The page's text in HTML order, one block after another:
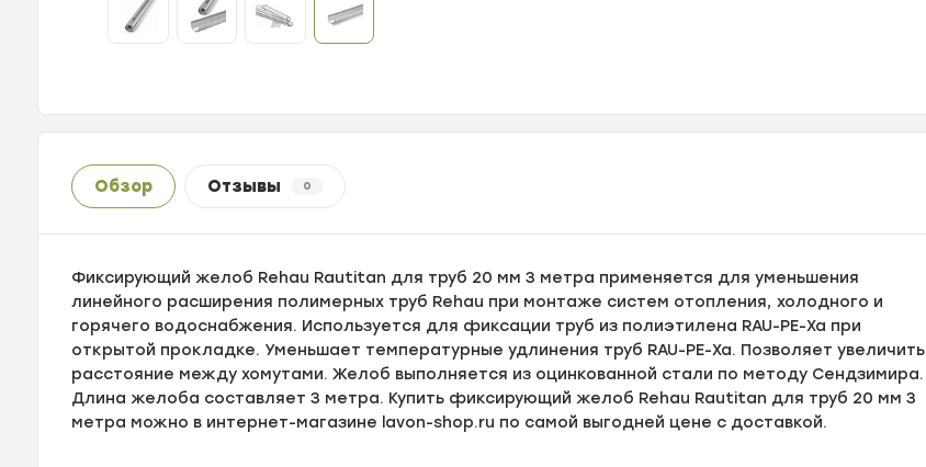
Обзор Отзывы 0
Фиксирующий желоб Rehau Rautitan для труб 20 мм 3 метра применяется для уменьшения
линейного расширения полимерных труб Rehau при монтаже систем отопления, холодного и
горячего водоснабжения. Используется для фиксации труб из полиэтилена RAU-PE-Xa при
открытой прокладке. Уменьшает температурные удлинения труб RAU-PE-Xa. Позволяет увеличить
расстояние между хомутами. Желоб выполняется из оцинкованной стали по методу Сендзимира.
Длина желоба составляет 3 метра. Купить фиксирующий желоб Rehau Rautitan для труб 20 мм 3
метра можно в интернет-магазине lavon-shop.ru по самой выгодней цене с доставкой.